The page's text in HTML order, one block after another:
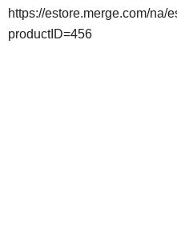
https://estore.merge.com/na/
productID=456